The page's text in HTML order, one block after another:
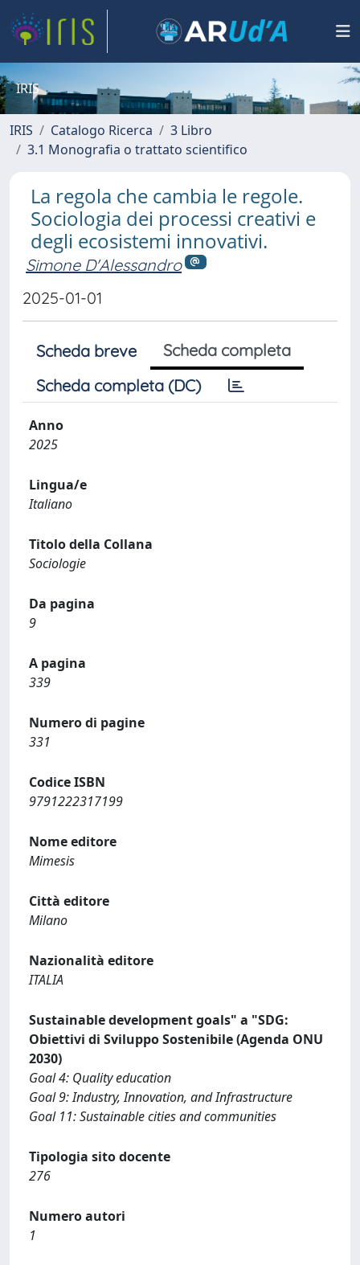
IRIS
IRIS Catalogo Ricerca
3 Libro
3.1 Monografia o trattato scientifico
La regola che cambia le regole.
Sociologia dei processi creativi e
degli ecosistemi innovativi.
Simone D'Alessandro
2025-01-01
Scheda breve
Scheda completa
Scheda completa (DC)
Anno
2025
Lingua/e
Italiano
Titolo della Collana
Sociologie
Da pagina
9
A pagina
339
Numero di pagine
331
Codice ISBN
9791222317199
Nome editore
Mimesis
Città editore
Milano
Nazionalità editore
ITALIA
Sustainable development goals" a "SDG:
Obiettivi di Sviluppo Sostenibile (Agenda ONU
2030)
Goal 4: Quality education
Goal 9: Industry, Innovation, and Infrastructure
Goal 11: Sustainable cities and communities
Tipologia sito docente
276
Numero autori
1